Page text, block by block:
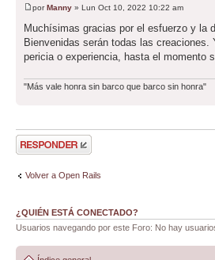
porManny » Lun Oct 10, 2022 10:22 am
Muchísimas gracias por el esfuerzo y la
Bienvenidas serán todas las
pericia o experiencia, hasta el momento
"Más vale honra sin barco que barco sin honra"
Publicar una
respuesta
Volver a Open Rails
¿QUIÉN ESTÁ CONECTADO?
Usuarios navegando por este Foro: No hay